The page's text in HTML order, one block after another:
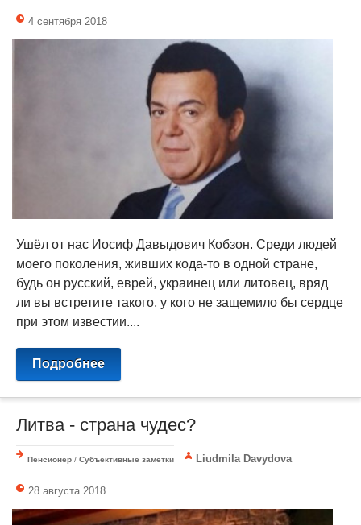
4 сентября 2018
Ушёл от нас Иосиф Давыдович Кобзон. Среди людей
моего поколения, живших кода-то в одной стране,
будь он русский, еврей, украинец или литовец, вряд
ли вы встретите такого, у кого не защемило бы сердце
при этом известии....
Подробнее
Литва - страна чудес?
Пенсионер / Субъективные заметки Liudmila Davydova
28 августа 2018